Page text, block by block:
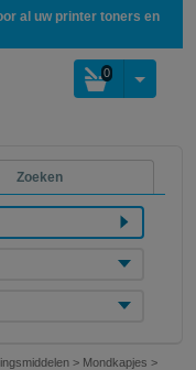
al uw printer toners en
0
Zoeken
> Mondkapjes >